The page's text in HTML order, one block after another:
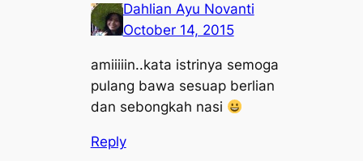
Dahlian Ayu Novanti
October 14, 2015
amiiiiin..kata istrinya semoga
pulang bawa sesuap berlian
dan sebongkah nasi
Reply